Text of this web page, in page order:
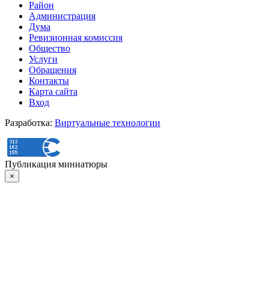
Район
Администрация
Дума
Ревизионная комиссия
Общество
Услуги
Обращения
Контакты
Карта сайта
Вход
Разработка: Виртуальные технологии
Публикация миниатюры
×